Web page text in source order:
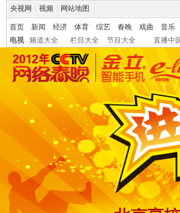
央视网 视频 网站地图
首页 新闻 经济 体育 综艺 春晚 戏曲 音乐
电视
频道大全 栏目大全 节目大全 直播中